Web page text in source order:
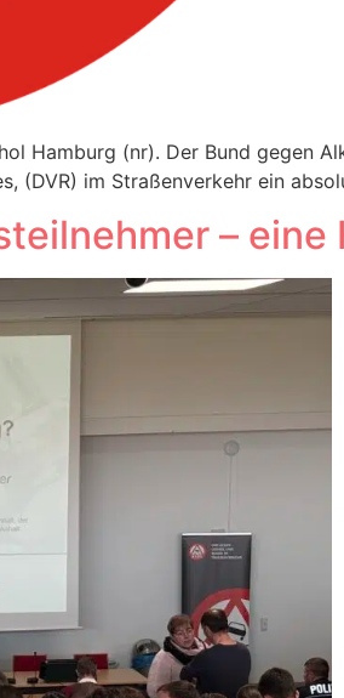
Hamburg (nr). Der Bund gegen
(DVR) im Straßenverkehr ein
– eine